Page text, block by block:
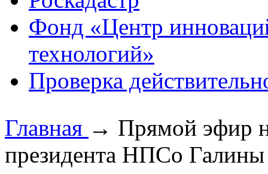
Фонд «Центр
технологий»
Проверка
Главная → Прямой эфир
президента НПСо